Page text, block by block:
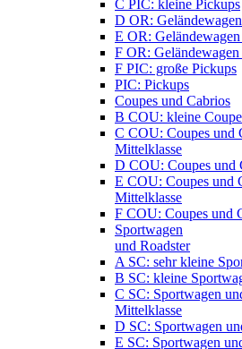
C PIC: kleine Pickups
D OR:
E OR:
F OR: Geländewagen
F PIC: große Pickups
PIC: Pickups
Coupes und Cabrios
B COU: kleine
C COU: Coupes und
Mittelklasse
D COU: Coupes und
E COU: Coupes und
Mittelklasse
F COU: Coupes und
Sportwagen
und Roadster
A SC: sehr kleine
B SC: kleine
C SC: Sportwagen
Mittelklasse
D SC: Sportwagen
E SC: Sportwagen